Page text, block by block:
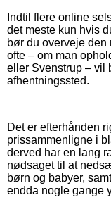
Indtil flere online
det meste kun hvis
bør du overveje
ofte – om man
eller Svenstrup – vil
afhentningssted.
Det er efterhånden
prissammenligne i
derved har en lang
nødsaget til at
børn og babyer,
endda nogle gange